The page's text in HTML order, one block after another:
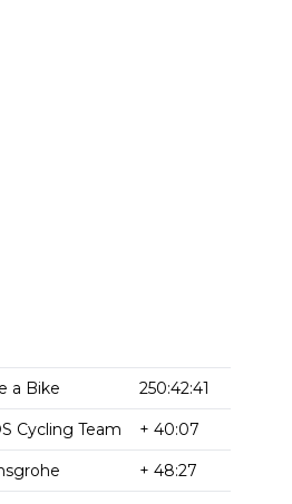
a Bike 250:42:41
Cycling Team + 40:07
+ 48:27